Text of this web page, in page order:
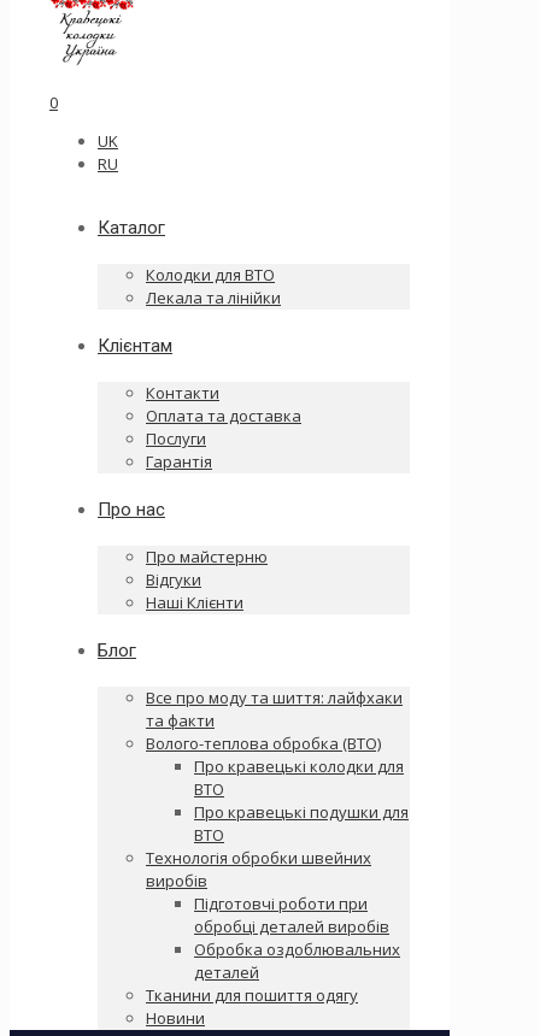
0
UK
RU
Каталог
Колодки для ВТО
Лекала та лінійки
Клієнтам
Контакти
Оплата та доставка
Послуги
Гарантія
Про нас
Про майстерню
Відгуки
Наші Клієнти
Блог
Все про моду та шиття: лайфхаки
та факти
Волого-теплова обробка (ВТО)
Про кравецькі колодки для
ВТО
Про кравецькі подушки для
ВТО
Технологія обробки швейних
виробів
Підготовчі роботи при
обробці деталей виробів
Обробка оздоблювальних
деталей
Тканини для пошиття одягу
Новини